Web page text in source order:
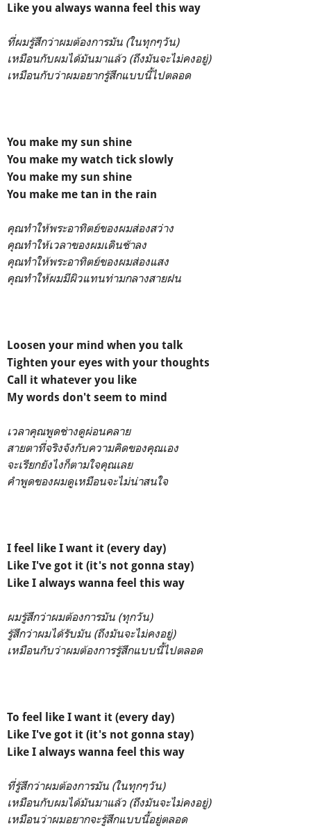
Like you always wanna feel this way
ที่ผมรู้สึกว่าผมต้องการมัน (ในทุกๆวัน)
เหมือนกับผมได้มันมาแล้ว (ถึงมันจะไม่คงอยู่)
เหมือนกับว่าผมอยากรู้สึกแบบนี้ไปตลอด
You make my sun shine
You make my watch tick slowly
You make my sun shine
You make me tan in the rain
คุณทำให้พระอาทิตย์ของผมส่องสว่าง
คุณทำให้เวลาของผมเดินช้าลง
คุณทำให้พระอาทิตย์ของผมส่องแสง
คุณทำให้ผมมีผิวแทนท่ามกลางสายฝน
Loosen your mind when you talk
Tighten your eyes with your thoughts
Call it whatever you like
My words don't seem to mind
เวลาคุณพูดช่างดูผ่อนคลาย
สายตาที่จริงจังกับความคิดของคุณเอง
จะเรียกยังไงก็ตามใจคุณเลย
คำพูดของผมดูเหมือนจะไม่น่าสนใจ
I feel like I want it (every day)
Like I've got it (it's not gonna stay)
Like I always wanna feel this way
ผมรู้สึกว่าผมต้องการมัน (ทุกวัน)
รู้สึกว่าผมได้รับมัน (ถึงมันจะไม่คงอยู่)
เหมือนกับว่าผมต้องการรู้สึกแบบนี้ไปตลอด
To feel like I want it (every day)
Like I've got it (it's not gonna stay)
Like I always wanna feel this way
ที่รู้สึกว่าผมต้องการมัน (ในทุกๆวัน)
เหมือนกับผมได้มันมาแล้ว (ถึงมันจะไม่คงอยู่)
เหมือนว่าผมอยากจะรู้สึกแบบนี้อยู่ตลอด